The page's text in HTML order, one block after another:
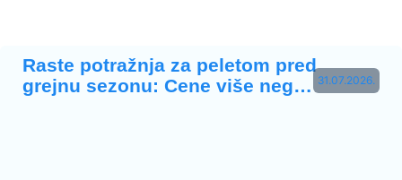
31.07.2026.
Raste potražnja za peletom pred
grejnu sezonu: Cene više neg…